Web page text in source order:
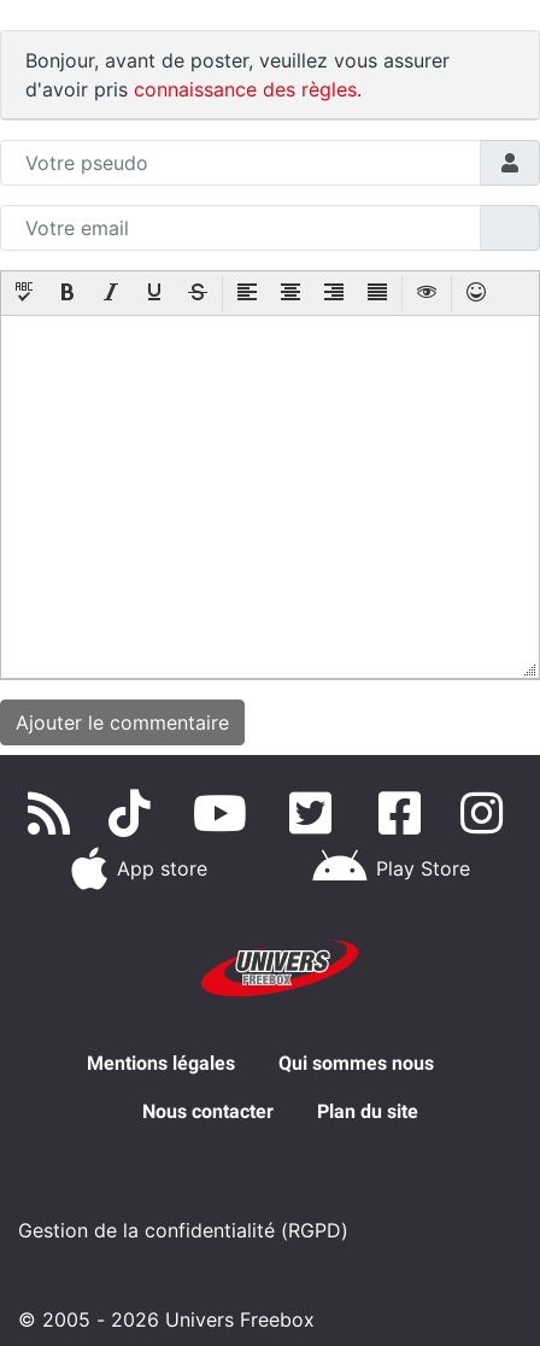
Bonjour, avant de poster, veuillez vous assurer
d'avoir pris connaissance des règles.
App store Play Store
Mentions légales Qui sommes nous
Nous contacter Plan du site
Gestion de la confidentialité (RGPD)
© 2005 - 2026 Univers Freebox